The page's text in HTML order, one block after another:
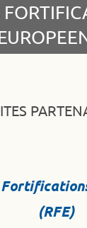
(RFE)